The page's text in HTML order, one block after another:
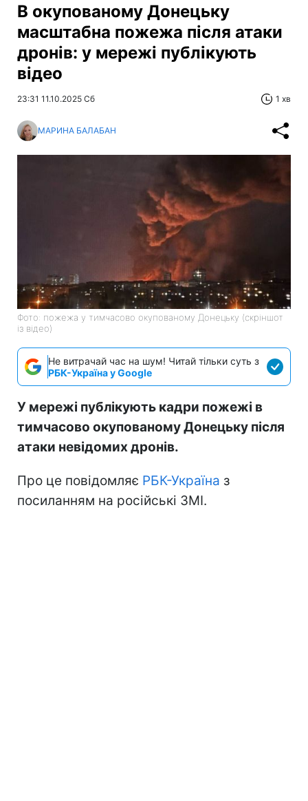
В окупованому Донецьку
масштабна пожежа після атаки
дронів: у мережі публікують
відео
23:31 11.10.2025 Сб 1 хв
МАРИНА БАЛАБАН
Фото: пожежа у тимчасово окупованому Донецьку (скріншот
із відео)
Не витрачай час на шум! Читай тільки суть з
РБК-Україна у Google
У мережі публікують кадри пожежі в
тимчасово окупованому Донецьку після
атаки невідомих дронів.
Про це повідомляє РБК-Україна з
посиланням на російські ЗМІ.